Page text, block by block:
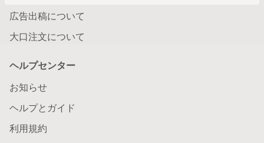
広告出稿について
大口注文について
ヘルプセンター
お知らせ
ヘルプとガイド
利用規約